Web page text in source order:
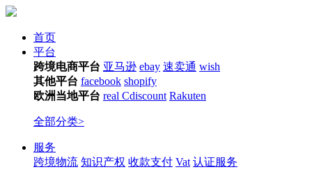
首页
平台
跨境电商平台 亚马逊 ebay 速卖通 wish
其他平台 facebook shopify
欧洲当地平台 real Cdiscount Rakuten
全部分类>
服务
跨境物流 知识产权 收款支付 Vat 认证服务